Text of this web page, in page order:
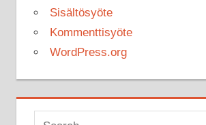
Sisältösyöte
Kommenttisyöte
WordPress.org
Search